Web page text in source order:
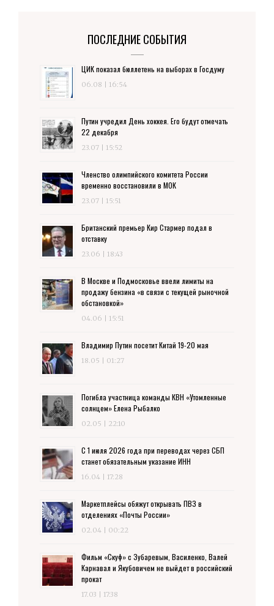
ПОСЛЕДНИЕ СОБЫТИЯ
ЦИК показал бюллетень на выборах в Госдуму
06.08 | 16:54
Путин учредил День хоккея. Его будут отмечать
22 декабря
23.07 | 15:52
Членство олимпийского комитета России
временно восстановили в МОК
23.07 | 15:51
Британский премьер Кир Стармер подал в
отставку
23.06 | 18:43
В Москве и Подмосковье ввели лимиты на
продажу бензина «в связи с текущей рыночной
обстановкой»
04.06 | 15:51
Владимир Путин посетит Китай 19-20 мая
18.05 | 01:27
Погибла участница команды КВН «Утомленные
солнцем» Елена Рыбалко
02.05 | 22:10
С 1 июля 2026 года при переводах через СБП
станет обязательным указание ИНН
16.04 | 17:28
Маркетплейсы обяжут открывать ПВЗ в
отделениях «Почты России»
02.04 | 00:22
Фильм «Скуф» с Зубаревым, Василенко, Валей
Карнавал и Якубовичем не выйдет в российский
прокат
17.03 | 17:38